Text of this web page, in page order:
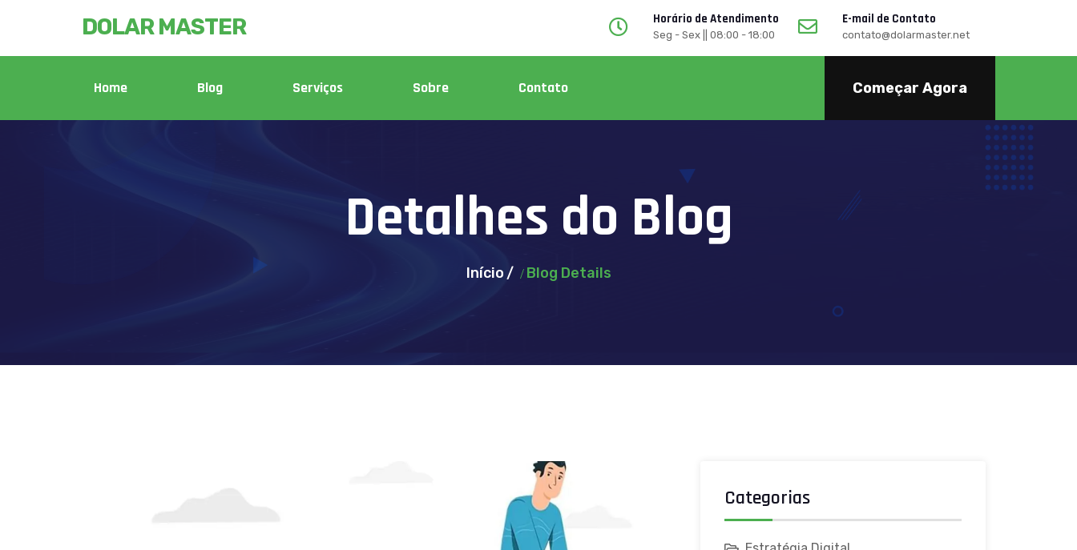
DOLAR MASTER Horário de Atendimento
Seg - Sex || 08:00 - 18:00
E-mail de Contato
contato@dolarmaster.net
Home Blog Serviços Sobre Contato Começar Agora
Detalhes do Blog
Início Blog Details
Categorias